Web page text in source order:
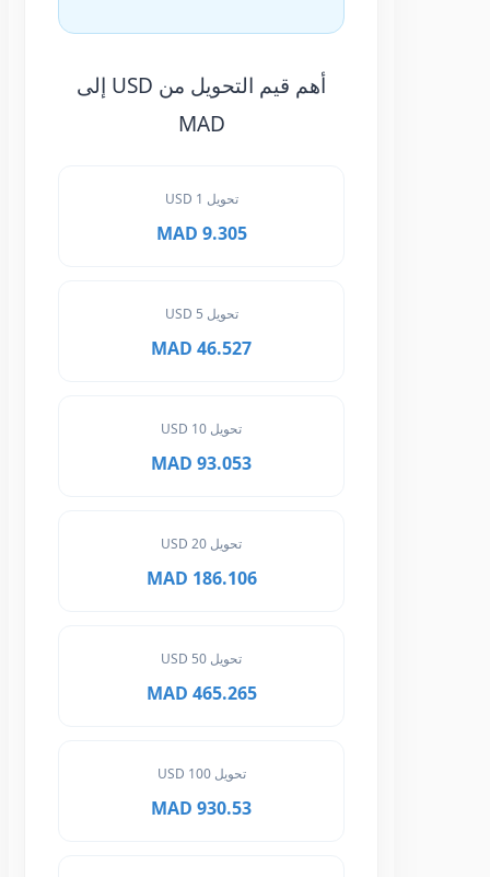
أهم قيم التحويل من USD إلى
MAD
تحويل 1 USD
9.305 MAD
تحويل 5 USD
46.527 MAD
93.053 MAD
186.106 MAD
465.265 MAD
تحويل 100 USD
930.53 MAD